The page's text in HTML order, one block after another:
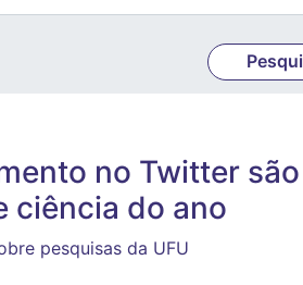
no Twitter são
ciência do ano
pesquisas da UFU